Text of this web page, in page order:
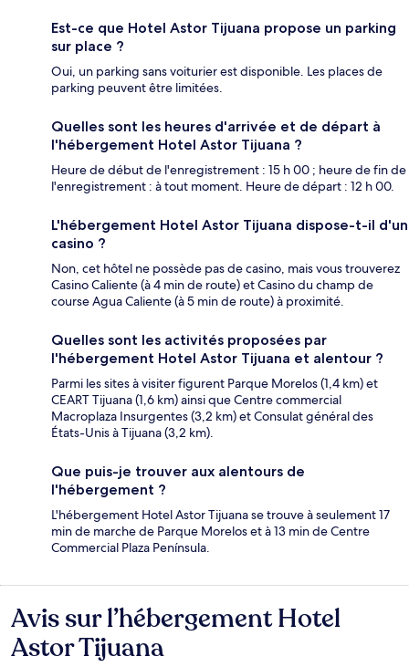
Est-ce que Hotel Astor Tijuana propose un parking
sur place ?
Oui, un parking sans voiturier est disponible. Les places de
parking peuvent être limitées.
Quelles sont les heures d'arrivée et de départ à
l'hébergement Hotel Astor Tijuana ?
Heure de début de l'enregistrement : 15 h 00 ; heure de fin de
l'enregistrement : à tout moment. Heure de départ : 12 h 00.
L'hébergement Hotel Astor Tijuana dispose-t-il d'un
casino ?
Non, cet hôtel ne possède pas de casino, mais vous trouverez
Casino Caliente (à 4 min de route) et Casino du champ de
course Agua Caliente (à 5 min de route) à proximité.
Quelles sont les activités proposées par
l'hébergement Hotel Astor Tijuana et alentour ?
Parmi les sites à visiter figurent Parque Morelos (1,4 km) et
CEART Tijuana (1,6 km) ainsi que Centre commercial
Macroplaza Insurgentes (3,2 km) et Consulat général des
États-Unis à Tijuana (3,2 km).
Que puis-je trouver aux alentours de
l'hébergement ?
L'hébergement Hotel Astor Tijuana se trouve à seulement 17
min de marche de Parque Morelos et à 13 min de Centre
Commercial Plaza Península.
Avis
Avis sur l’hébergement Hotel
Astor Tijuana